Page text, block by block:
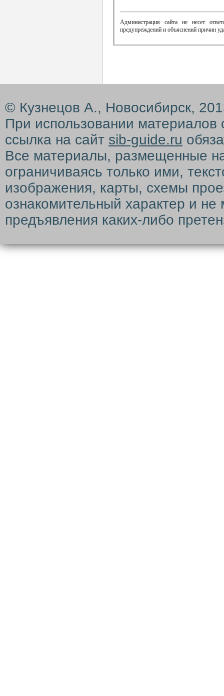
Администрация сайта не несет
предупреждений и объяснений причин
© Кузнецов А., Новосибирск,
При использовании материалов
ссылка на сайт sib-guide.ru
Все материалы, размещенные
ограничиваясь только ими,
изображения, карты, схемы
ознакомительный характер и
предъявления каких-либо